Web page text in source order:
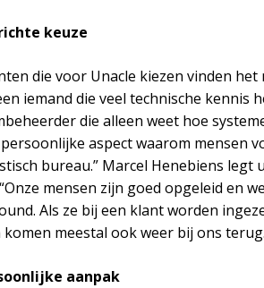
keuze
die voor Unacle kiezen vinden
iemand die veel technische kennis
die alleen weet hoe
aspect waarom mensen
bureau.” Marcel Henebiens
mensen zijn goed opgeleid en
Als ze bij een klant worden
meestal ook weer bij ons
aanpak